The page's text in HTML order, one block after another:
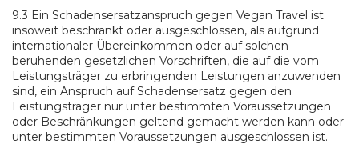
9.3 Ein Schadensersatzanspruch gegen Vegan Travel ist
insoweit beschränkt oder ausgeschlossen, als aufgrund
internationaler Übereinkommen oder auf solchen
beruhenden gesetzlichen Vorschriften, die auf die vom
Leistungsträger zu erbringenden Leistungen anzuwenden
sind, ein Anspruch auf Schadensersatz gegen den
Leistungsträger nur unter bestimmten Voraussetzungen
oder Beschränkungen geltend gemacht werden kann oder
unter bestimmten Voraussetzungen ausgeschlossen ist.